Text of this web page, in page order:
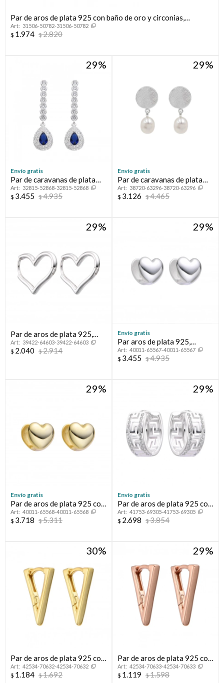
Par de aros de plata 925 con baño de oro y circonias,
INFINITO.
31506-50782-31506-50782
$ 1.974 $2.820
29
Envío gratis
Par de caravanas de plata
925 con circonias.
32815-52868-32815-52868
$ 3.455 $4.935
29
Envío gratis
Par de caravanas de plata
925 con perla de río.
38720-63296-38720-63296
$ 3.126 $4.465
29
Par de aros de plata 925,
CORAZÓN.
39422-64603-39422-64603
$ 2.040 $2.914
29
Envío gratis
Par aros de plata 925,
CORAZON
40011-65567-40011-65567
$ 3.455 $4.935
29
Envío gratis
Par de aros de plata 925 con
baño de oro amarilo,
CORAZÓN.
40011-65568-40011-65568
$ 3.718 $5.311
29
Envío gratis
Par de aros de plata 925 con
circonias, GUARDA GRIEGA.
41753-69305-41753-69305
$ 2.698 $3.854
30
Par de aros de plata 925 con
baño de oro amarillo,
TRIANGULO.
42534-70632-42534-70632
$ 1.184 $1.692
29
Par de aros de plata 925 con
baño de oro rosado,
TRIANGULO.
42534-70633-42534-70633
$ 1.119 $1.598